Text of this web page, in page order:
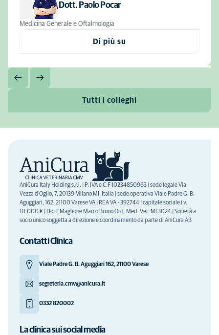
Dott. Paolo Pocar
Medicina Generale e Oftalmologia
Di più su
Tutti i colleghi
AniCura Italy Holding s.r.l. | P. IVA e C.F 10234850963 | sede legale Via
Vezza d'Oglio, 7, 20139 Milano MI, Italia | sede operativa Viale Padre G. B.
Aguggiari, 162, 21100 Varese VA | REA VA - 392744 | capitale sociale i.v.
10.000 € | Dott. Maglione Marco Bruno Ord. Med. Vet. MI 3024 | Società a
socio unico soggetta a direzione e coordinamento da parte di AniCura AB
Contatti Clinica
Viale Padre G. B. Aguggiari 162, 21100 Varese
segreteria.cmv@anicura.it
0332 820002
La clinica sui social media